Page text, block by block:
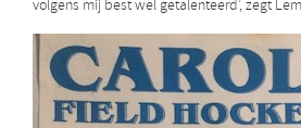
volgens mij best wel getalenteerd’, zegt